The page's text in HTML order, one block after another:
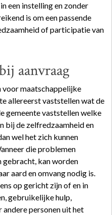
een instelling en zonder
is om een passende
of participatie van
aanvraag
voor maatschappelijke
allereerst vaststellen wat de
gemeente vaststellen welke
bij de zelfredzaamheid en
wel het zich kunnen
die problemen
kan worden
aard en omvang nodig is.
op gericht zijn of en in
gebruikelijke hulp,
personen uit het